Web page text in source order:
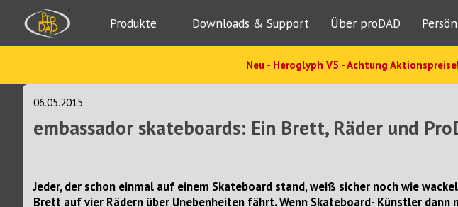
Produkte Downloads & Support Über proDAD
Neu - Heroglyph V5 - Achtung Aktionspreise!
06.05.2015
embassador skateboards: Ein Brett, Räder und
Jeder, der schon einmal auf einem Skateboard stand, weiß sicher noch wie
Brett auf vier Rädern über Unebenheiten fährt. Wenn Skateboard- Künstler dann